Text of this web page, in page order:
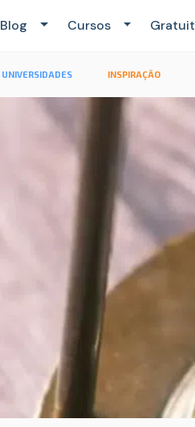
Blog Cursos
UNIVERSIDADES INSPIRAÇÃO